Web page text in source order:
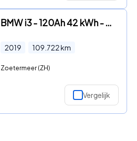
BMW i3 - 120Ah 42 kWh - SOH 96% - 20 inch
2019 109.722km
Zoetermeer (ZH)
Vergelijk